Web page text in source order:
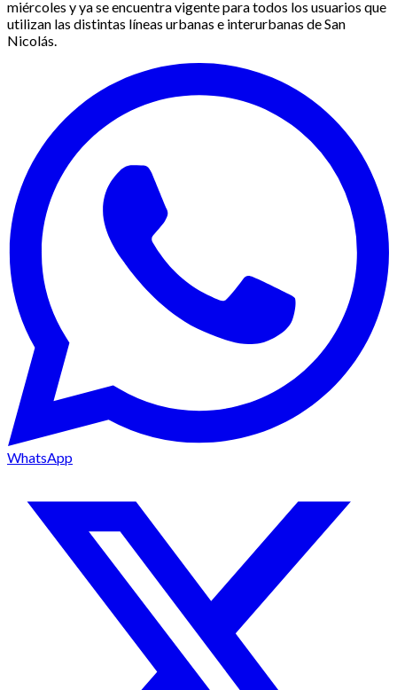
miércoles y ya se encuentra vigente para todos los usuarios que
utilizan las distintas líneas urbanas e interurbanas de San
Nicolás.
WhatsApp